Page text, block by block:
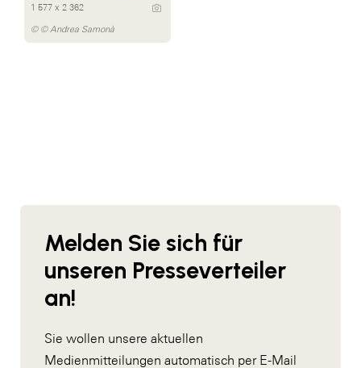
1 577 x 2 362
© © Andrea Samonà
Melden Sie sich für
unseren Presseverteiler
an!
Sie wollen unsere aktuellen
Medienmitteilungen automatisch per E-Mail